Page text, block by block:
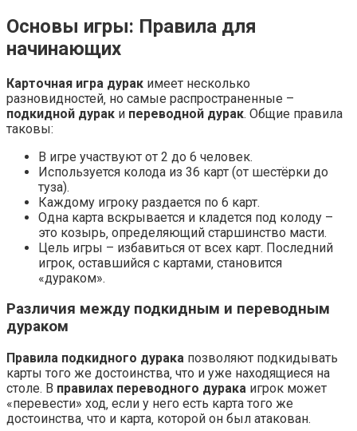
Основы игры: Правила для
начинающих
Карточная игра дурак имеет несколько
разновидностей‚ но самые распространенные –
подкидной дурак и переводной дурак. Общие правила
таковы:
В игре участвуют от 2 до 6 человек.
Используется колода из 36 карт (от шестёрки до
туза).
Каждому игроку раздается по 6 карт.
Одна карта вскрывается и кладется под колоду –
это козырь‚ определяющий старшинство масти.
Цель игры – избавиться от всех карт. Последний
игрок‚ оставшийся с картами‚ становится
«дураком».
Различия между подкидным и переводным
дураком
Правила подкидного дурака позволяют подкидывать
карты того же достоинства‚ что и уже находящиеся на
столе. В правилах переводного дурака игрок может
«перевести» ход‚ если у него есть карта того же
достоинства‚ что и карта‚ которой он был атакован.